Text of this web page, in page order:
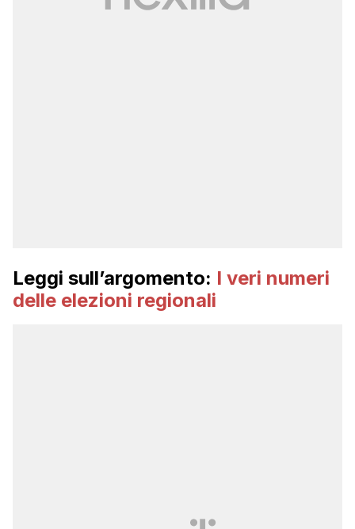
Leggi sull’argomento: I veri numeri
delle elezioni regionali